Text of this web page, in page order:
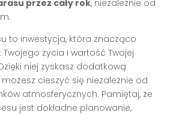
przez cały rok, niezależnie od
to inwestycja, która znacząco
Twojego życia i wartość Twojej
niej zyskasz dodatkową
cieszyć się niezależnie od
atmosferycznych. Pamiętaj, że
jest dokładne planowanie,